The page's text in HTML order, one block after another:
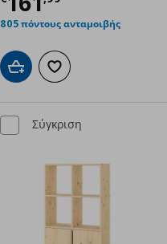
805 πόντους ανταμοιβής
Προσθήκη στο καλάθι
Προσθήκη στα
Σύγκριση